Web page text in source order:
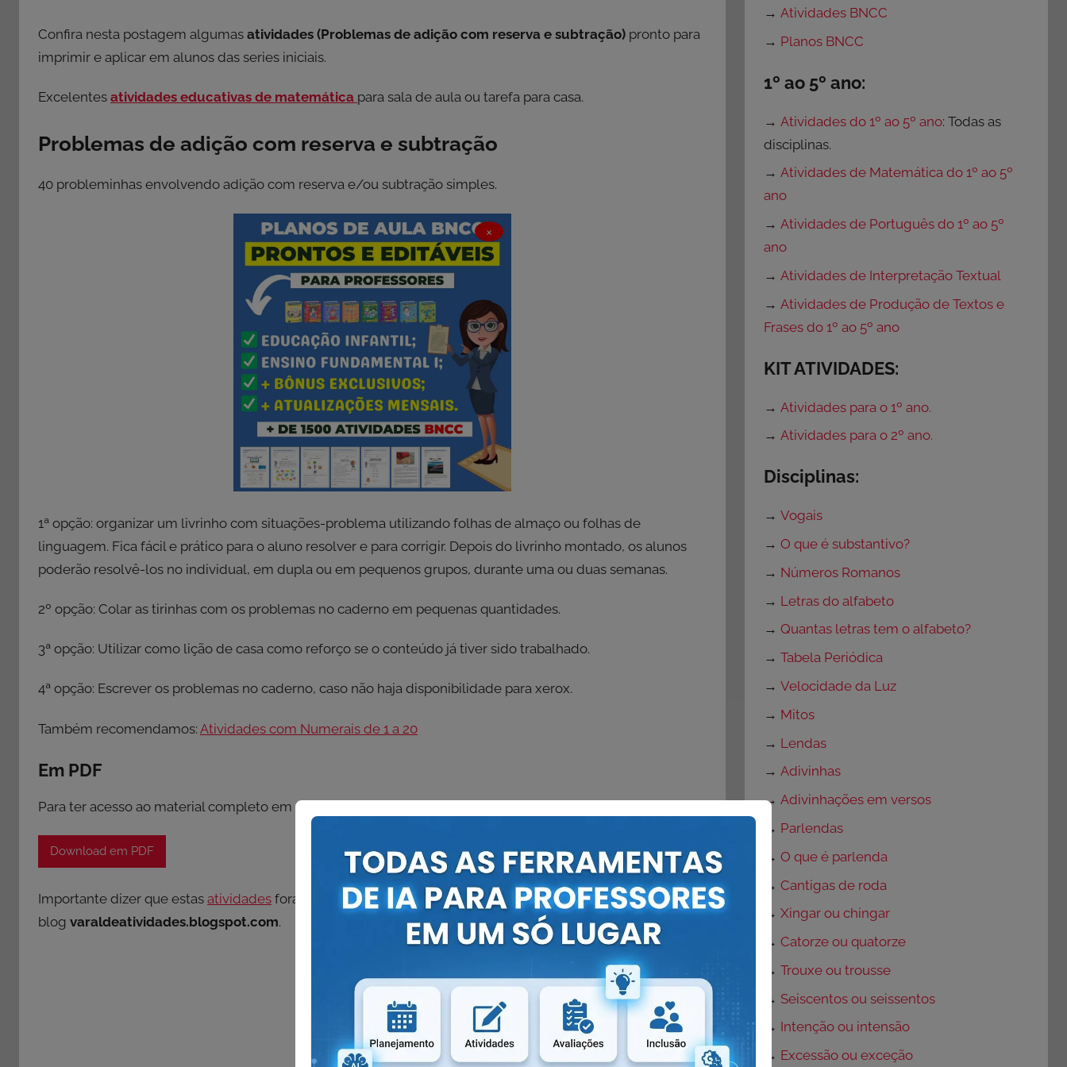
Confira nesta postagem algumas atividades (Problemas de adição com reserva e subtração) pronto para
imprimir e aplicar em alunos das series iniciais.
Excelentes atividades educativas de matemática para sala de aula ou tarefa para casa.
Problemas de adição com reserva e subtração
40 probleminhas envolvendo adição com reserva e/ou subtração simples.
×
1ª opção: organizar um livrinho com situações-problema utilizando folhas de almaço ou folhas de
linguagem. Fica fácil e prático para o aluno resolver e para corrigir. Depois do livrinho montado, os alunos
poderão resolvê-los no individual, em dupla ou em pequenos grupos, durante uma ou duas semanas.
2º opção: Colar as tirinhas com os problemas no caderno em pequenas quantidades.
3ª opção: Utilizar como lição de casa como reforço se o conteúdo já tiver sido trabalhado.
4ª opção: Escrever os problemas no caderno, caso não haja disponibilidade para xerox.
Também recomendamos: Atividades com Numerais de 1 a 20
Em PDF
Para ter acesso ao material completo em PDF, confira o link a seguir e baixe gratuitamente em PDF:
Download em PDF
Importante dizer que estas atividades foram elaboradas pela professora Eleúzia, do
blog varaldeatividades.blogspot.com.
→Atividades BNCC
→ Planos BNCC
1º ao 5º ano:
→Atividades do 1º ao 5º ano: Todas as
disciplinas.
→Atividades de Matemática do 1º ao 5º
ano
→Atividades de Português do 1º ao 5º
ano
→Atividades de Interpretação Textual
→Atividades de Produção de Textos e
Frases do 1º ao 5º ano
KIT ATIVIDADES:
→Atividades para o 1º ano.
→Atividades para o 2º ano.
Disciplinas:
→Vogais
→O que é substantivo?
→ Números Romanos
→ Letras do alfabeto
→Quantas letras tem o alfabeto?
→Tabela Periódica
→Velocidade da Luz
→ Mitos
→ Lendas
→Adivinhas
→Adivinhações em versos
→ Parlendas
→O que é parlenda
→Cantigas de roda
→Xingar ou chingar
→Catorze ou quatorze
→Trouxe ou trousse
→ Seiscentos ou seissentos
→ Intenção ou intensão
→ Excessão ou exceção